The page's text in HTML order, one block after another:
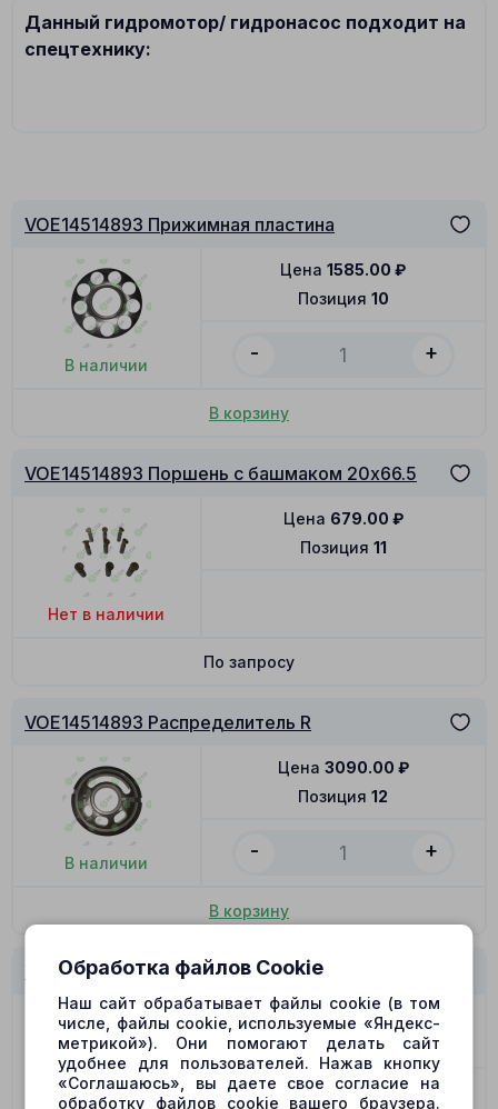
Данный гидромотор/ гидронасос подходит на
спецтехнику:
VOE14514893 Прижимная пластина
В наличии
Позиция 10
Цена 1585.00 ₽
- +
В корзину
VOE14514893 Поршень с башмаком 20x66.5
Нет в наличии
Позиция 11
Цена 679.00 ₽
По запросу
VOE14514893 Распределитель R
В наличии
Позиция 12
Цена 3090.00 ₽
- +
В корзину
VOE14514893 Распределитель L
Позиция 12
Цена 3090.00₽
- +
Обработка файлов Cookie
Наш сайт обрабатывает файлы cookie (в том
числе, файлы cookie, используемые «Яндекс-
метрикой»). Они помогают делать сайт
удобнее для пользователей. Нажав кнопку
«Соглашаюсь», вы даете свое согласие на
обработку файлов cookie вашего браузера.